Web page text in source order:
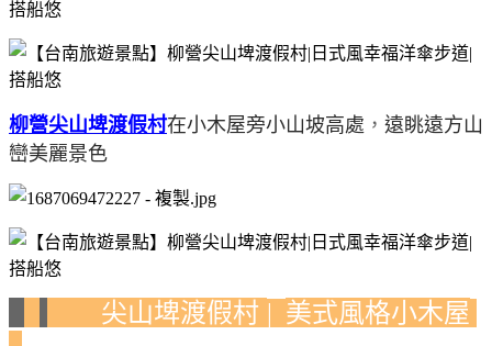
柳營尖山埤渡假村在小木屋旁小山坡高處 ， 遠眺遠方山
巒美麗景色
尖山埤渡假村 | 美式風格小木屋